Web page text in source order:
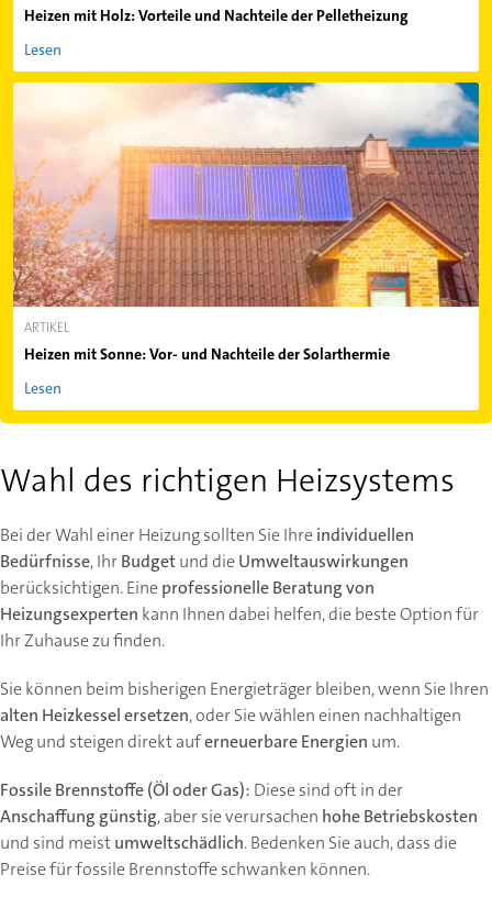
Wahl des richtigen Heizsystems
Bei der Wahl einer Heizung sollten Sie Ihreindividuellen
Bedürfnisse, IhrBudgetund dieUmweltauswirkungen
berücksichtigen. Eineprofessionelle Beratung von
Heizungsexperten kann Ihnen dabei helfen, die beste Option für
Ihr Zuhause zu finden.
Sie können beim bisherigen Energieträger bleiben, wenn Sie Ihren
alten Heizkessel ersetzen, oder Sie wählen einen nachhaltigen
Weg und steigen direkt auferneuerbare Energien um.
Fossile Brennstoffe (Öl oder Gas): Diese sind oft in der
Anschaffung günstig, aber sie verursachen hohe Betriebskosten
und sind meistumweltschädlich. Bedenken Sie auch, dass die
Preise für fossile Brennstoffe schwanken können.
Heizen mit Holz: Vorteile und Nachteile der Pelletheizung
Lesen
ARTIKEL
Heizen mit Sonne: Vor- und Nachteile der Solarthermie
Lesen